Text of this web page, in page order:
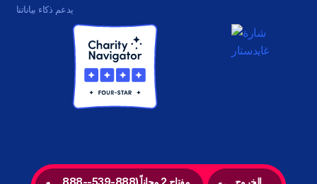
888-مفتاح 2 مجاناً (888-539- الخروج
يدعم ذكاء بياناتنا